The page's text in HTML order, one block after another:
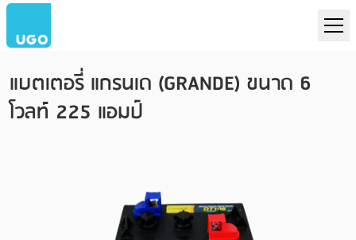
แบตเตอรี่ แกรนเด (GRANDE) ขนาด 6
โวลท์ 225 แอมป์